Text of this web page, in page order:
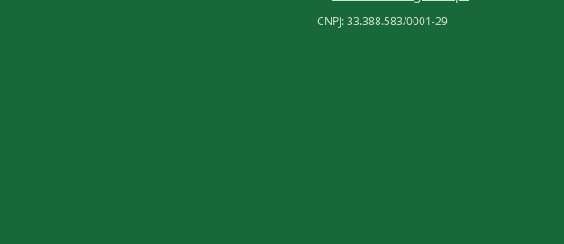
CNPJ:33.388.583/0001-29